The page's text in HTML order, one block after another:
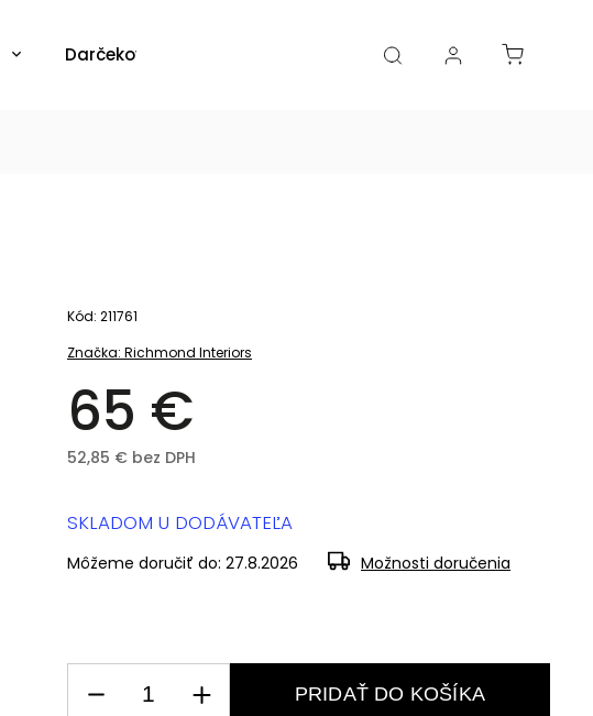
Darčekové poukazy Katalógy Blogy
Značka: Richmond Interiors
65 €
52,85 € bez DPH
Kód: 211761
SKLADOM U DODÁVATEĽA
Môžeme doručiť do: 27.8.2026 Možnosti doručenia
PRIDAŤ DO KOŠÍKA